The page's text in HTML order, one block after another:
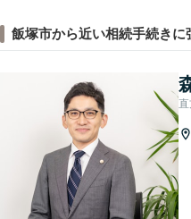
飯塚市から近い相続手続きに